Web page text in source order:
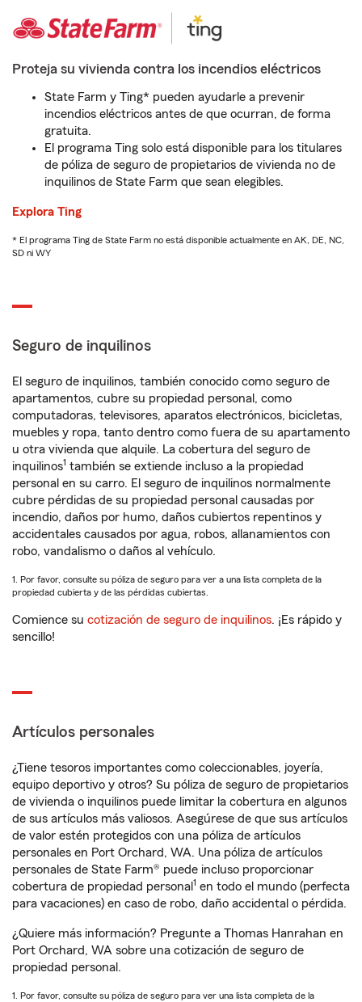
Proteja su vivienda contra los incendios eléctricos
State Farm y Ting* pueden ayudarle a prevenir
incendios eléctricos antes de que ocurran, de forma
gratuita.
El programa Ting solo está disponible para los titulares
de póliza de seguro de propietarios de vivienda no de
inquilinos de State Farm que sean elegibles.
Explora Ting
* El programa Ting de State Farm no está disponible actualmente en AK, DE, NC,
SD ni WY
Seguro de inquilinos
El seguro de inquilinos, también conocido como seguro de
apartamentos, cubre su propiedad personal, como
computadoras, televisores, aparatos electrónicos, bicicletas,
muebles y ropa, tanto dentro como fuera de su apartamento
u otra vivienda que alquile. La cobertura del seguro de
inquilinos1 también se extiende incluso a la propiedad
personal en su carro. El seguro de inquilinos normalmente
cubre pérdidas de su propiedad personal causadas por
incendio, daños por humo, daños cubiertos repentinos y
accidentales causados por agua, robos, allanamientos con
robo, vandalismo o daños al vehículo.
1. Por favor, consulte su póliza de seguro para ver a una lista completa de la
propiedad cubierta y de las pérdidas cubiertas.
Comience su cotización de seguro de inquilinos. ¡Es rápido y
sencillo!
Artículos personales
¿Tiene tesoros importantes como coleccionables, joyería,
equipo deportivo y otros? Su póliza de seguro de propietarios
de vivienda o inquilinos puede limitar la cobertura en algunos
de sus artículos más valiosos. Asegúrese de que sus artículos
de valor estén protegidos con una póliza de artículos
personales en Port Orchard, WA. Una póliza de artículos
personales de State Farm® puede incluso proporcionar
cobertura de propiedad personal 1 en todo el mundo (perfecta
para vacaciones) en caso de robo, daño accidental o pérdida.
¿Quiere más información? Pregunte a Thomas Hanrahan en
Port Orchard, WA sobre una cotización de seguro de
propiedad personal.
1. Por favor, consulte su póliza de seguro para ver una lista completa de la